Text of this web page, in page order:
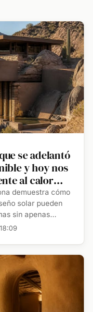
se adelantó
y hoy nos
al calor
demuestra cómo
solar pueden
sin apenas